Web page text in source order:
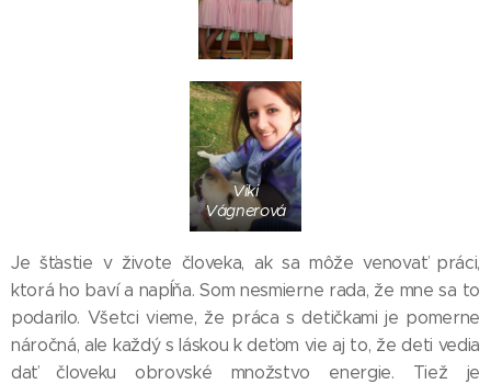
Viki
Vágnerová
Je šťastie v živote človeka, ak sa môže venovať práci,
ktorá ho baví a napĺňa. Som nesmierne rada, že mne sa to
podarilo. Všetci vieme, že práca s detičkami je pomerne
náročná, ale každý s láskou k deťom vie aj to, že deti vedia
dať človeku obrovské množstvo energie. Tiež je